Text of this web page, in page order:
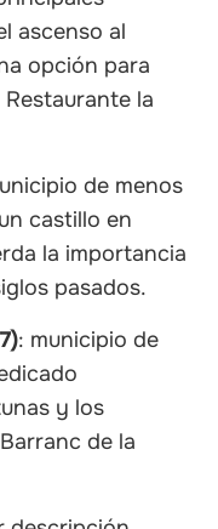
ascenso al
opción para
la
de menos
castillo en
la importancia
pasados.
: municipio de
y los
de la